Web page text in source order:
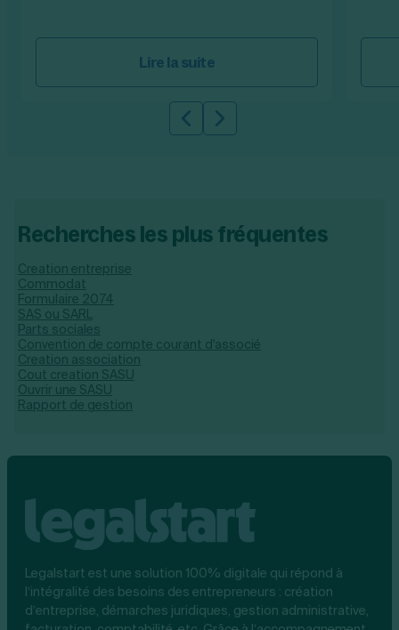
Lire la suite
Slide précédente
Slide suivante
Recherches les plus fréquentes
Creation entreprise
Commodat
Formulaire 2074
SAS ou SARL
Parts sociales
Convention de compte courant d'associé
Creation association
Cout creation SASU
Ouvrir une SASU
Rapport de gestion
Legalstart est une solution 100% digitale qui répond à
l’intégralité des besoins des entrepreneurs : création
d’entreprise, démarches juridiques, gestion administrative,